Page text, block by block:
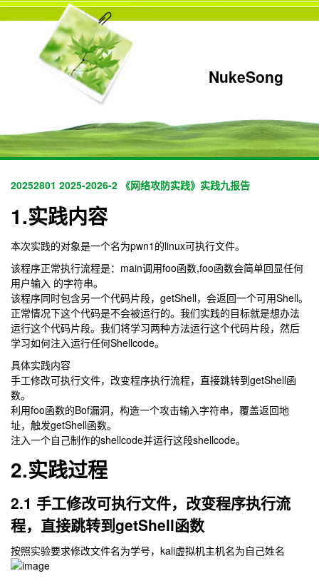
NukeSong
20252801 2025-2026-2 《网络攻防实践》实践九报告
1.实践内容
本次实践的对象是一个名为pwn1的linux可执行文件。
该程序正常执行流程是：main调用foo函数,foo函数会简单回显任何
用户输入 的字符串。
该程序同时包含另一个代码片段，getShell，会返回一个可用Shell。
正常情况下这个代码是不会被运行的。我们实践的目标就是想办法
运行这个代码片段。我们将学习两种方法运行这个代码片段，然后
学习如何注入运行任何Shellcode。
具体实践内容
手工修改可执行文件，改变程序执行流程，直接跳转到getShell函
数。
利用foo函数的Bof漏洞，构造一个攻击输入字符串，覆盖返回地
址，触发getShell函数。
注入一个自己制作的shellcode并运行这段shellcode。
2.实践过程
2.1 手工修改可执行文件，改变程序执行流
程，直接跳转到getShell函数
按照实验要求修改文件名为学号，kali虚拟机主机名为自己姓名